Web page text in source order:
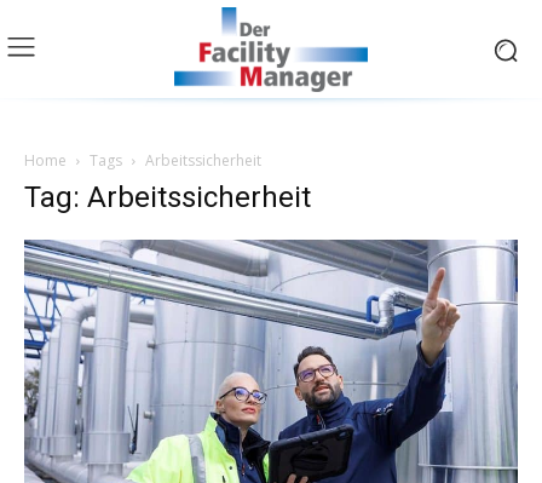
Home Tags Arbeitssicherheit
Tag: Arbeitssicherheit